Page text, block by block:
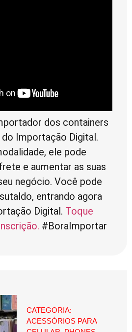
dos containers
Importação Digital.
ele pode
e aumentar as suas
negócio. Você pode
entrando agora
Digital. Toque
#BoraImportar
CATEGORIA:
ACESSÓRIOS PARA